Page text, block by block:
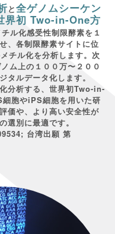
と全ゲノムシーケン
界初 Two-in-One方
ル化感受性制限酵素を１
、各制限酵素サイトに位
チル化を分析します。次
ム上の１００万〜２００
タルデータ化します。
分析する、世界初Two-in-
胞やiPS細胞を用いた研
価や、より高い安全性が
選別に最適です。
台湾出願 第